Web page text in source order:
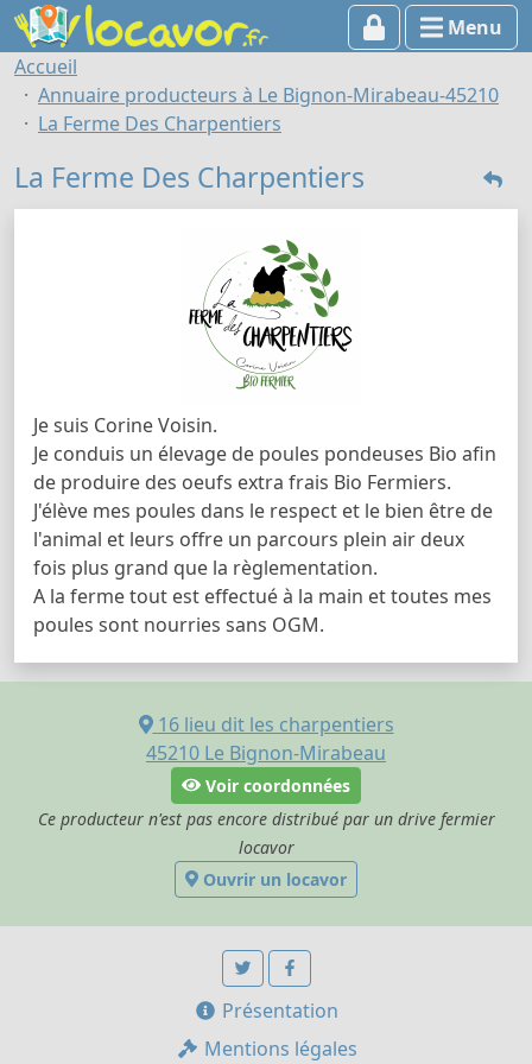
Menu
Accueil
Annuaire producteurs à Le Bignon-Mirabeau-45210
La Ferme Des Charpentiers
La Ferme Des Charpentiers
Je suis Corine Voisin.
Je conduis un élevage de poules pondeuses Bio afin
de produire des oeufs extra frais Bio Fermiers.
J'élève mes poules dans le respect et le bien être de
l'animal et leurs offre un parcours plein air deux
fois plus grand que la règlementation.
A la ferme tout est effectué à la main et toutes mes
poules sont nourries sans OGM.
16 lieu dit les charpentiers
45210 Le Bignon-Mirabeau
Voir coordonnées
Ce producteur n'est pas encore distribué par un drive fermier
locavor
Ouvrir un locavor
Présentation
Mentions légales